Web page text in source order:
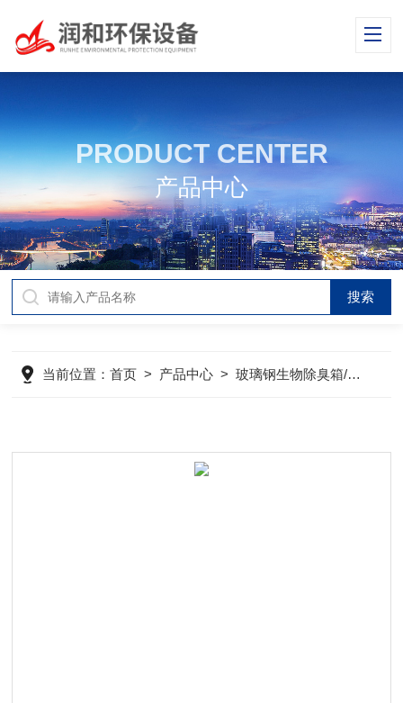
PRODUCT CENTER
产品中心
当前位置：首页 > 产品中心 >玻璃钢生物除臭箱/塔